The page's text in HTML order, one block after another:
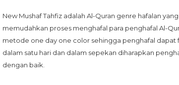
New Mushaf Tahfiz adalah Al-Quran genre hafalan
memudahkan proses menghafal para penghafal Al-
metode one day one color sehingga penghafal dapat
dalam satu hari dan dalam sepekan diharapkan
dengan baik.